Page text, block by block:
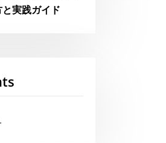
実践ガイド